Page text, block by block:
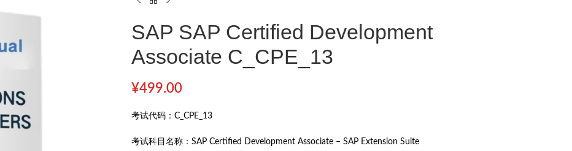
SAP SAP Certified Development
Associate C_CPE_13
¥499.00
考试代码： C_CPE_13
考试科目名称： SAP Certified Development Associate – SAP Extension Suite